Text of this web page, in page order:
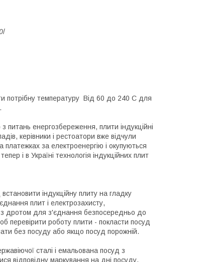
/
потрібну температуру Від 60 до 240 С для
енергозбереження, плити індукційні
керівники і рестоатори вже відчули
платежках за електроенергію і окупуються
і в Україні технологія індукційних плит
індукційну плиту на гладку
плит і електрозахисту,
з дротом для з'єднання безпосередньо до
перевірити роботу плити - покласти посуд
без посуду або якщо посуд порожній.
сталі і емальована посуд з
відповідну маркування на дні посуду.